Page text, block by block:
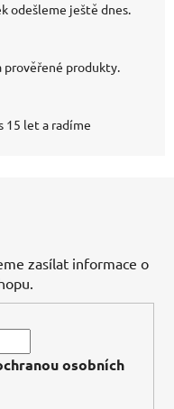
odešleme ještě dnes.
prověřené produkty.
15 let a radíme
zasílat informace o
osobních